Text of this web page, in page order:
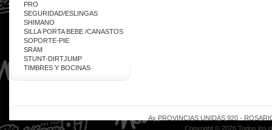
PRO
SEGURIDAD/ESLINGAS
SHIMANO
SILLA PORTA BEBE /CANASTOS
SOPORTE-PIE
SRAM
STUNT-DIRTJUMP
TIMBRES Y BOCINAS
Av PROVINCIAS UNIDAS 920 -
Copyright © 2026 Todos los